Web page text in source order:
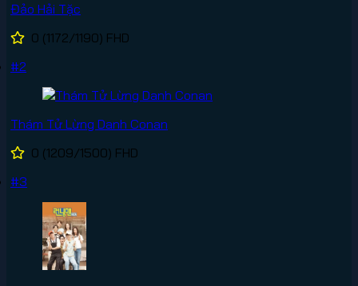
Đảo Hải Tặc
0 (1172/1190) FHD
#2
Thám Tử Lừng Danh Conan
0 (1209/1500) FHD
#3